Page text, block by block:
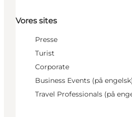
Vores sites
Presse
Turist
Corporate
Business Events (på
Travel Professionals (på